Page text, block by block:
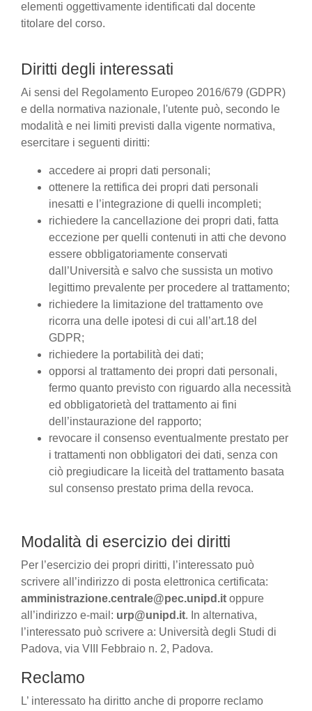
elementi oggettivamente identificati dal docente
titolare del corso.
Diritti degli interessati
Ai sensi del Regolamento Europeo 2016/679 (GDPR)
e della normativa nazionale, l'utente può, secondo le
modalità e nei limiti previsti dalla vigente normativa,
esercitare i seguenti diritti:
accedere ai propri dati personali;
ottenere la rettifica dei propri dati personali
inesatti e l’integrazione di quelli incompleti;
richiedere la cancellazione dei propri dati, fatta
eccezione per quelli contenuti in atti che devono
essere obbligatoriamente conservati
dall’Università e salvo che sussista un motivo
legittimo prevalente per procedere al trattamento;
richiedere la limitazione del trattamento ove
ricorra una delle ipotesi di cui all’art.18 del
GDPR;
richiedere la portabilità dei dati;
opporsi al trattamento dei propri dati personali,
fermo quanto previsto con riguardo alla necessità
ed obbligatorietà del trattamento ai fini
dell’instaurazione del rapporto;
revocare il consenso eventualmente prestato per
i trattamenti non obbligatori dei dati, senza con
ciò pregiudicare la liceità del trattamento basata
sul consenso prestato prima della revoca.
Modalità di esercizio dei diritti
Per l’esercizio dei propri diritti, l’interessato può
scrivere all’indirizzo di posta elettronica certificata:
amministrazione.centrale@pec.unipd.it oppure
all’indirizzo e-mail: urp@unipd.it. In alternativa,
l’interessato può scrivere a: Università degli Studi di
Padova, via VIII Febbraio n. 2, Padova.
Reclamo
L’ interessato ha diritto anche di proporre reclamo